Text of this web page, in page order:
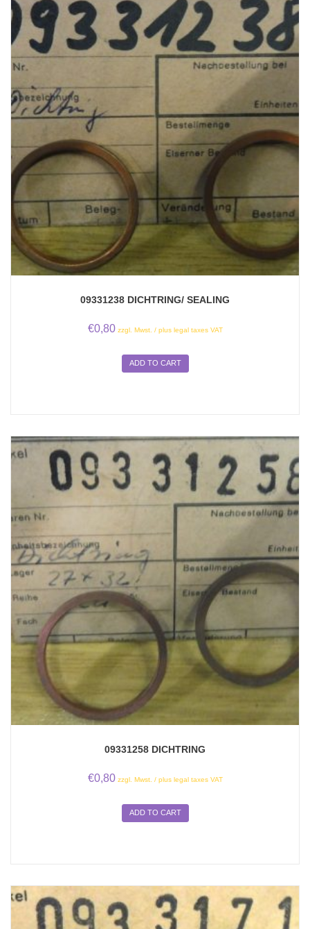
09331238 DICHTRING/ SEALING
€0,80 zzgl. Mwst. / plus legal taxes VAT
ADD TO CART
09331258 DICHTRING
€0,80 zzgl. Mwst. / plus legal taxes VAT
ADD TO CART